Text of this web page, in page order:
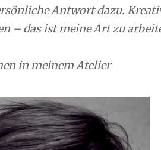
Antwort dazu.
– das ist meine Art zu
in meinem Atelier